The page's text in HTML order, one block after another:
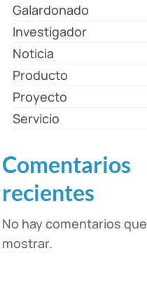
Galardonado
Investigador
Noticia
Producto
Proyecto
Servicio
Comentarios
recientes
No hay comentarios que
mostrar.